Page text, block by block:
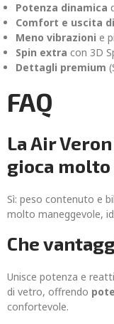
Potenza dinamica
Comfort e uscita
Meno vibrazioni e
Spin extra con 3D
Dettagli premium
FAQ
La Air
gioca molto
Sì: peso contenuto e
molto maneggevole,
Che
Unisce potenza e
di vetro, offrendo
confortevole.